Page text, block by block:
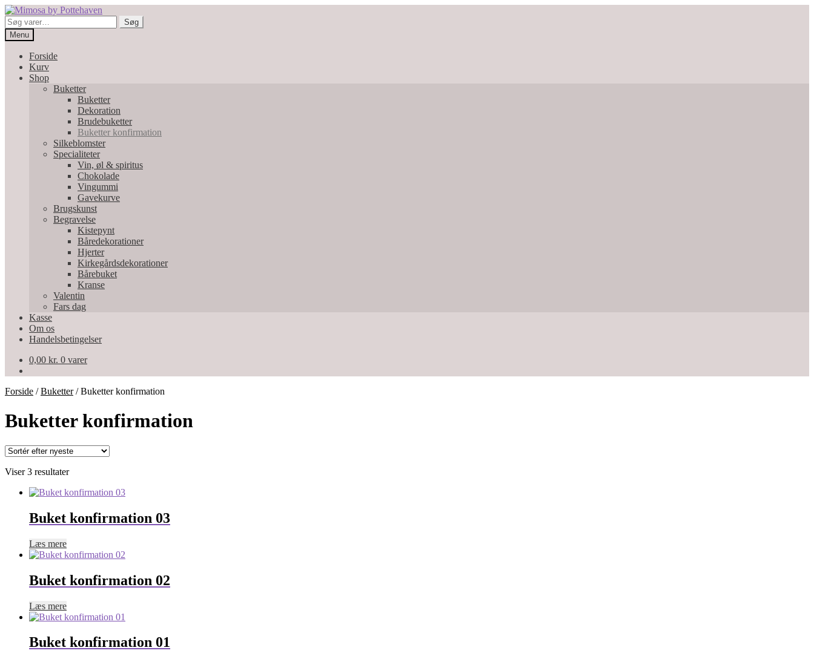
Spring
til
navigation
Spring
til
indhold
Søg
efter:
Søg
Menu
Forside
Kurv
Shop
Buketter
Buketter
Dekoration
Brudebuketter
Buketter konfirmation
Silkeblomster
Specialiteter
Vin, øl & spiritus
Chokolade
Vingummi
Gavekurve
Brugskunst
Begravelse
Kistepynt
Båredekorationer
Hjerter
Kirkegårdsdekorationer
Bårebuket
Kranse
Valentin
Fars dag
Kasse
Om os
Handelsbetingelser
0,00 kr. 0 varer
Forside /Buketter/Buketter konfirmation
Buketter konfirmation
Viser 3 resultaterSorteret
seneste
Buket konfirmation 03
Læs mere
Buket konfirmation 02
Læs mere
Buket konfirmation 01